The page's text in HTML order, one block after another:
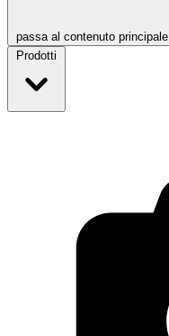
passa al contenuto principale
Prodotti